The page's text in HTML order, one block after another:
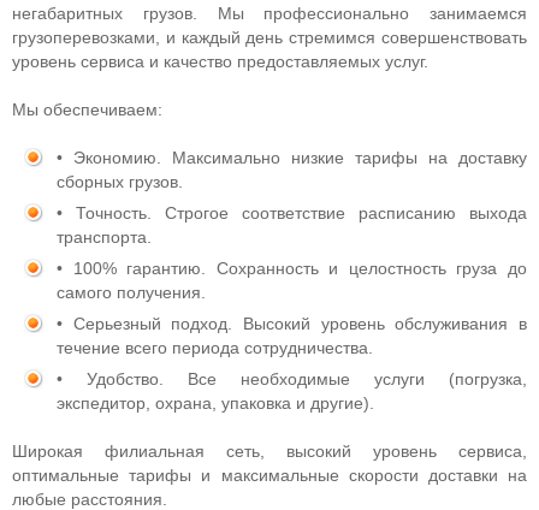
негабаритных грузов. Мы профессионально занимаемся
грузоперевозками, и каждый день стремимся совершенствовать
уровень сервиса и качество предоставляемых услуг.
Мы обеспечиваем:
• Экономию. Максимально низкие тарифы на доставку
сборных грузов.
• Точность. Строгое соответствие расписанию выхода
транспорта.
• 100% гарантию. Сохранность и целостность груза до
самого получения.
• Серьезный подход. Высокий уровень обслуживания в
течение всего периода сотрудничества.
• Удобство. Все необходимые услуги (погрузка,
экспедитор, охрана, упаковка и другие).
Широкая филиальная сеть, высокий уровень сервиса,
оптимальные тарифы и максимальные скорости доставки на
любые расстояния.